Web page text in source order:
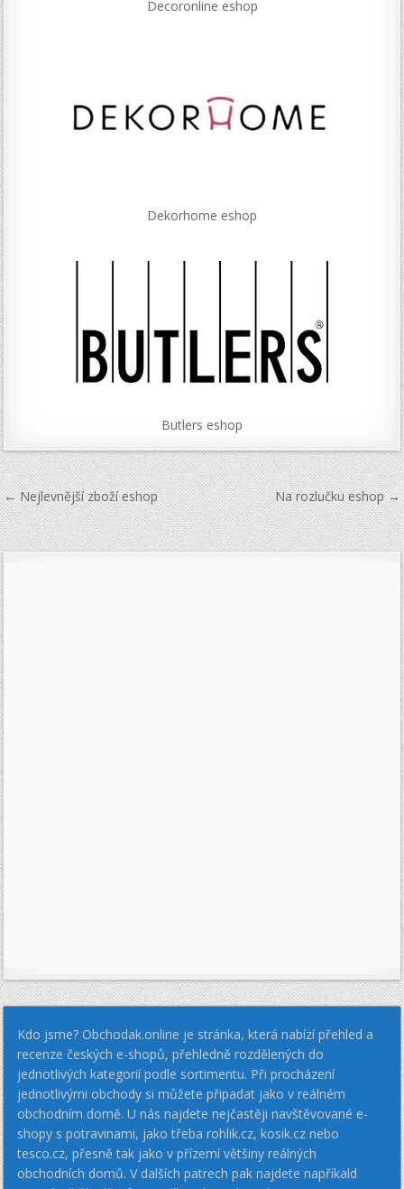
Decoronline eshop
Dekorhome eshop
Butlers eshop
Navigace
pro
příspěvek
← Nejlevnější zboží eshop Na rozlučku eshop →
Kdo jsme? Obchodak.online je stránka, která nabízí přehled a
recenze českých e-shopů, přehledně rozdělených do
jednotlivých kategorií podle sortimentu. Při procházení
jednotlivými obchody si můžete připadat jako v reálném
obchodním domě. U nás najdete nejčastěji navštěvované e-
shopy s potravinami, jako třeba rohlik.cz, kosik.cz nebo
tesco.cz, přesně tak jako v přízemí většiny reálných
obchodních domů. V dalších patrech pak najdete napříkald